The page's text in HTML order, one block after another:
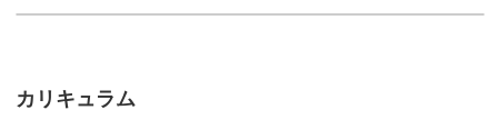
マロウスタイルのブーケの作り方を、フラワーアレンジメ
カリキュラム